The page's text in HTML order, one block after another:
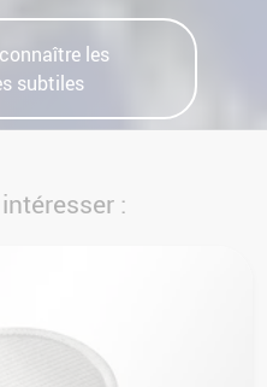
les
subtiles
: